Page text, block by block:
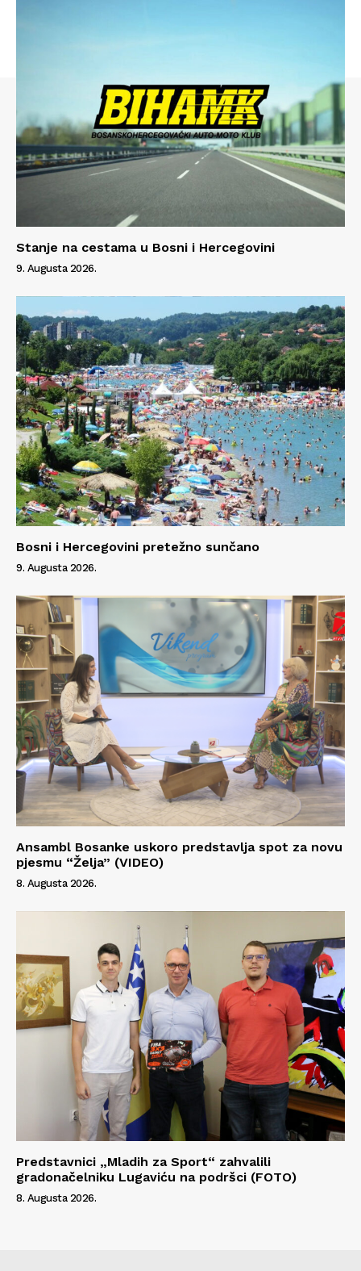
Info
Kontakt
Impressum
Stanje na cestama u Bosni i Hercegovini
9. Augusta 2026.
Bosni i Hercegovini pretežno sunčano
9. Augusta 2026.
Ansambl Bosanke uskoro predstavlja spot za novu
pjesmu “Želja” (VIDEO)
8. Augusta 2026.
Predstavnici „Mladih za Sport“ zahvalili
gradonačelniku Lugaviću na podršci (FOTO)
8. Augusta 2026.